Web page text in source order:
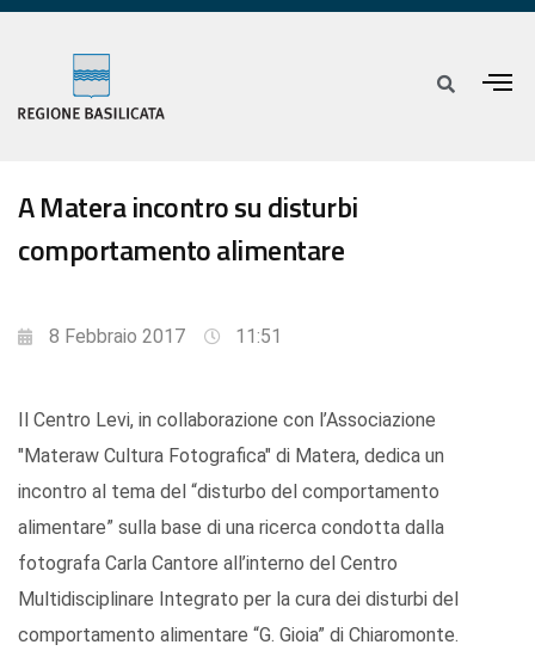
A Matera incontro su disturbi
comportamento alimentare
8 Febbraio 2017 11:51
Il Centro Levi, in collaborazione con l’Associazione
"Materaw Cultura Fotografica" di Matera, dedica un
incontro al tema del “disturbo del comportamento
alimentare” sulla base di una ricerca condotta dalla
fotografa Carla Cantore all’interno del Centro
Multidisciplinare Integrato per la cura dei disturbi del
comportamento alimentare “G. Gioia” di Chiaromonte.